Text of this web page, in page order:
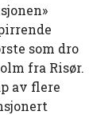
som dro
fra Risør.
av flere